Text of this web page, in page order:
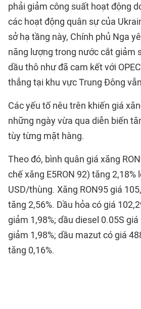
phải giảm công suất hoạt động
các hoạt động quân sự của
sở hạ tầng này, Chính phủ Nga
năng lượng trong nước cắt giảm
dầu thô như đã cam kết với
thẳng tại khu vực Trung Đông
Các yếu tố nêu trên khiến giá
những ngày vừa qua diễn biến
tùy từng mặt hàng.
Theo đó, bình quân giá xăng
chế xăng E5RON 92) tăng
USD/thùng. Xăng RON95 giá
tăng 2,56%. Dầu hỏa có giá
giảm 1,98%; dầu diesel 0.05S
giảm 1,98%; dầu mazut có giá
tăng 0,16%.